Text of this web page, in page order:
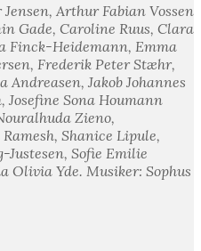
Arthur Fabian Vossen
Gade, Caroline Ruus, Clara
Finck-Heidemann, Emma
Frederik Peter Stæhr,
Jakob Johannes
Josefine Sona Houmann
Zieno,
Shanice Lipule,
Justesen, Sofie Emilie
Olivia Yde. Musiker: Sophus